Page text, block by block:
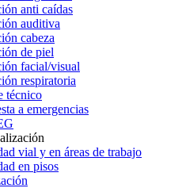
anti caídas
auditiva
cabeza
de piel
facial/visual
respiratoria
técnico
a emergencias
vial y en áreas de trabajo
en pisos